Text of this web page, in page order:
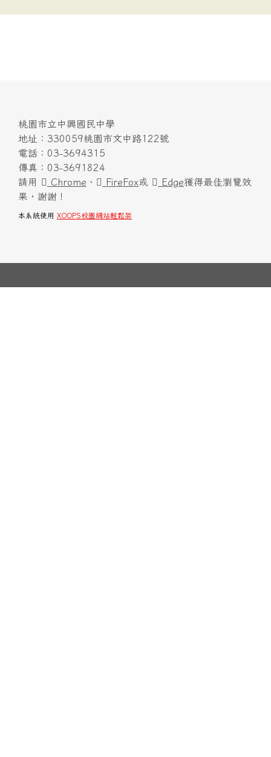
桃園市立中興國民中學
地址：330059桃園市文中路122號
電話：03-3694315
傳真：03-3691824
請用
Chrome 、 FireFox或 Edge獲得最佳瀏覽效
果，謝謝！
本系統使用 XOOPS校園網站輕鬆架